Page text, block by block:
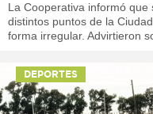
La Cooperativa informó
distintos puntos de la
forma irregular. Advirtieron
DEPORTES